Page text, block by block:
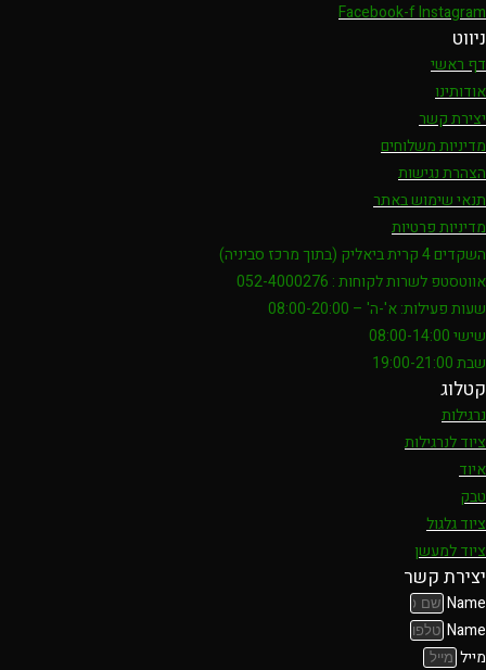
Facebook-fInstagram
ניווט
דף ראשי
אודותינו
יצירת קשר
מדיניות משלוחים
הצהרת נגישות
תנאי שימוש באתר
מדיניות פרטיות
השקדים 4 קרית ביאליק (בתוך מרכז סביניה)
אווטסטפ לשרות לקוחות : 052-4000276
שעות פעילות: א'-ה' – 08:00-20:00
שישי 08:00-14:00
שבת 19:00-21:00
קטלוג
נרגילות
ציוד לנרגילות
איוד
טבק
ציוד גלגול
ציוד למעשן
יצירת קשר
Name
Name
מייל